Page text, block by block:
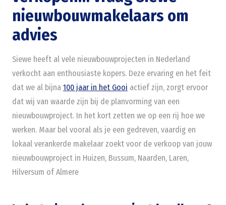
nieuwbouwmakelaars om
advies
Siewe heeft al vele nieuwbouwprojecten in Nederland
verkocht aan enthousiaste kopers. Deze ervaring en het feit
dat we al bijna 100 jaar in het Gooi actief zijn, zorgt ervoor
dat wij van waarde zijn bij de planvorming van een
nieuwbouwproject. In het kort zetten we op een rij hoe we
werken. Maar bel vooral als je een gedreven, vaardig en
lokaal verankerde makelaar zoekt voor de verkoop van jouw
nieuwbouwproject in Huizen, Bussum, Naarden, Laren,
Hilversum of Almere